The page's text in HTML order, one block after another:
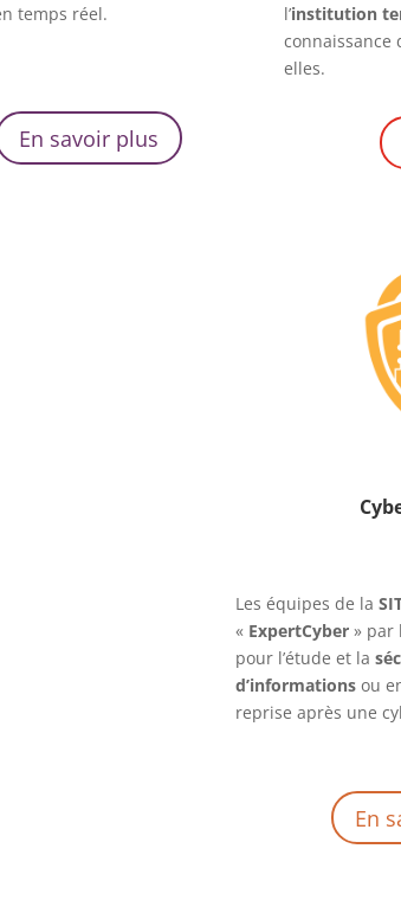
temps réel.
En savoir plus
l’institution
connaissance
elles.
Les équipes de la
«ExpertCyber » par
pour l’étude et la
d’informationsou
reprise après une
En